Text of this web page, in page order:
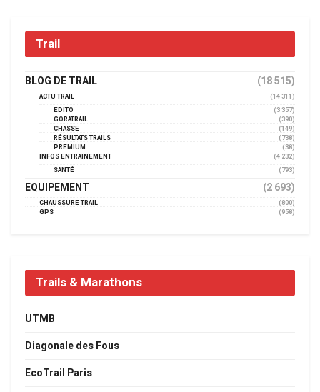
Trail
BLOG DE TRAIL (18 515)
ACTU TRAIL
(14 311)
EDITO
(3 357)
GORATRAIL
(390)
CHASSE
(149)
RÉSULTATS TRAILS
(738)
PREMIUM
(38)
INFOS ENTRAINEMENT
(4 232)
SANTÉ
(793)
EQUIPEMENT (2 693)
CHAUSSURE TRAIL
(800)
GPS
(958)
Trails & Marathons
UTMB
Diagonale des Fous
EcoTrail Paris